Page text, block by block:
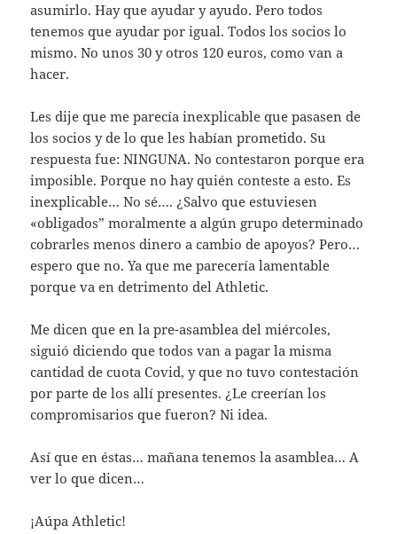
asumirlo. Hay que ayudar y ayudo. Pero todos
tenemos que ayudar por igual. Todos los socios lo
mismo. No unos 30 y otros 120 euros, como van a
hacer.
Les dije que me parecía inexplicable que pasasen de
los socios y de lo que les habían prometido. Su
respuesta fue: NINGUNA. No contestaron porque era
imposible. Porque no hay quién conteste a esto. Es
inexplicable… No sé…. ¿Salvo que estuviesen
«obligados” moralmente a algún grupo determinado
cobrarles menos dinero a cambio de apoyos? Pero…
espero que no. Ya que me parecería lamentable
porque va en detrimento del Athletic.
Me dicen que en la pre-asamblea del miércoles,
siguió diciendo que todos van a pagar la misma
cantidad de cuota Covid, y que no tuvo contestación
por parte de los allí presentes. ¿Le creerían los
compromisarios que fueron? Ni idea.
Así que en éstas… mañana tenemos la asamblea… A
ver lo que dicen…
¡Aúpa Athletic!